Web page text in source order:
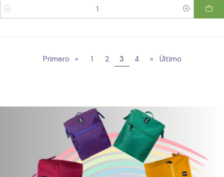
Cantidad
Primero « 1 2 3 4 » Último